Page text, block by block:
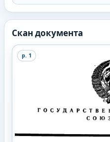
Скан документа
p. 1